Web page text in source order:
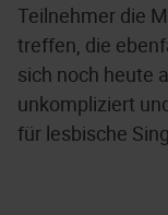
Teilnehmer die
treffen, die
sich noch heute
unkompliziert
für lesbische